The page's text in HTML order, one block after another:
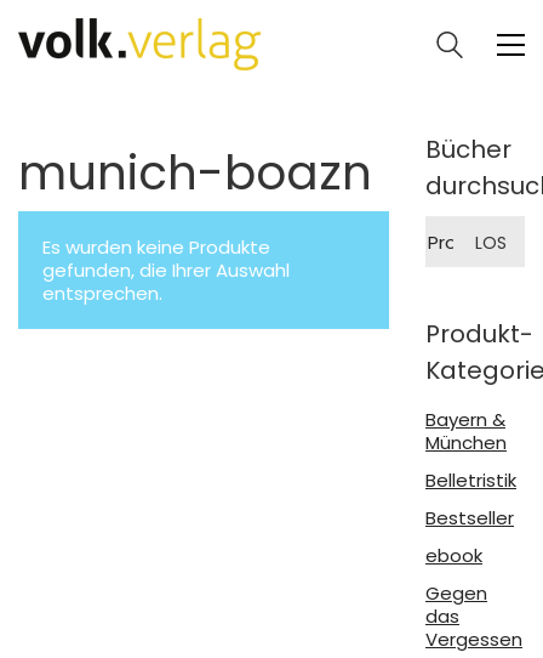
munich-boazn
Es wurden keine Produkte
gefunden, die Ihrer Auswahl
entsprechen.
Bücher
nach:
LOS
Produkt-
Bayern &
München
Belletristik
Bestseller
ebook
Gegen
das
Vergessen